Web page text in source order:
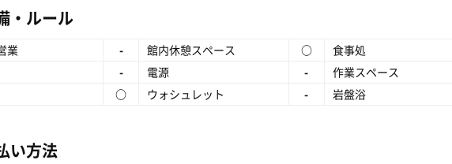
・ルール
業 - 館内休憩スペース ○ 食事処
- 電源 - 作業スペース
○ ウォシュレット - 岩盤浴
い方法